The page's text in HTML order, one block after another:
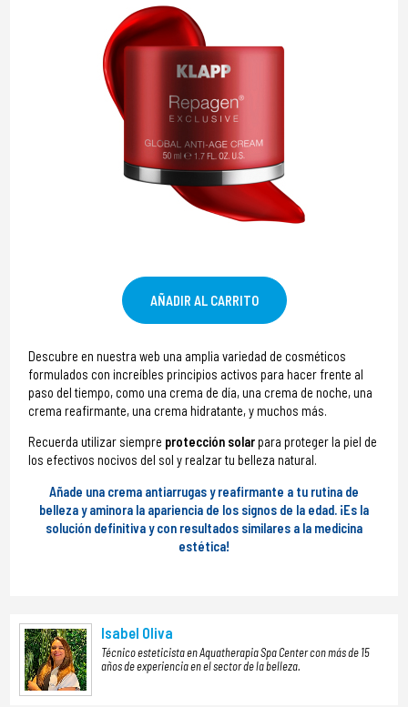
AÑADIR AL CARRITO
Descubre en nuestra web una amplia variedad de cosméticos
formulados con increíbles principios activos para hacer frente al
paso del tiempo, como una crema de día, una crema de noche, una
crema reafirmante, una crema hidratante, y muchos más.
Recuerda utilizar siempre protección solarpara proteger la piel de
los efectivos nocivos del sol y realzar tu belleza natural.
Añade una crema antiarrugas y reafirmante a tu rutina de
belleza y aminora la apariencia de los signos de la edad. ¡Es la
solución definitiva y con resultados similares a la medicina
estética!
Isabel Oliva
Técnico esteticista en Aquatherapia Spa Center con más de 15
años de experiencia en el sector de la belleza.